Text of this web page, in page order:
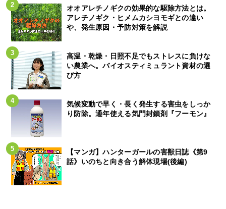
オオアレチノギクの効果的な駆除方法とは。
アレチノギク・ヒメムカシヨモギとの違い
や、発生原因・予防対策を解説
高温・乾燥・日照不足でもストレスに負けな
い農業へ。バイオスティミュラント資材の選
び方
気候変動で早く・長く発生する害虫をしっか
り防除。通年使える気門封鎖剤『フーモン』
【マンガ】ハンターガールの害獣日誌《第9
話》いのちと向き合う解体現場(後編)